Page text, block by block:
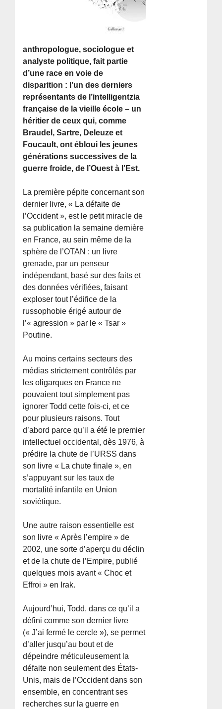
anthropologue, sociologue et
analyste politique, fait partie
d’une race en voie de
disparition : l’un des derniers
représentants de l’intelligentzia
française de la vieille école – un
héritier de ceux qui, comme
Braudel, Sartre, Deleuze et
Foucault, ont ébloui les jeunes
générations successives de la
guerre froide, de l’Ouest à l’Est.
La première pépite concernant son
dernier livre, « La défaite de
l’Occident », est le petit miracle de
sa publication la semaine dernière
en France, au sein même de la
sphère de l’OTAN : un livre
grenade, par un penseur
indépendant, basé sur des faits et
des données vérifiées, faisant
exploser tout l’édifice de la
russophobie érigé autour de
l’« agression » par le « Tsar »
Poutine.
Au moins certains secteurs des
médias strictement contrôlés par
les oligarques en France ne
pouvaient tout simplement pas
ignorer Todd cette fois-ci, et ce
pour plusieurs raisons. Tout
d’abord parce qu’il a été le premier
intellectuel occidental, dès 1976, à
prédire la chute de l’URSS dans
son livre « La chute finale », en
s’appuyant sur les taux de
mortalité infantile en Union
soviétique.
Une autre raison essentielle est
son livre « Après l’empire » de
2002, une sorte d’aperçu du déclin
et de la chute de l’Empire, publié
quelques mois avant « Choc et
Effroi » en Irak.
Aujourd’hui, Todd, dans ce qu’il a
défini comme son dernier livre
(« J’ai fermé le cercle »), se permet
d’aller jusqu’au bout et de
dépeindre méticuleusement la
défaite non seulement des États-
Unis, mais de l’Occident dans son
ensemble, en concentrant ses
recherches sur la guerre en